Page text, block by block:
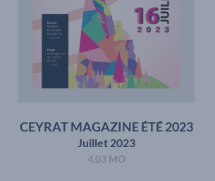
CEYRAT MAGAZINE ÉTÉ 2023
Juillet 2023
4,03 MO